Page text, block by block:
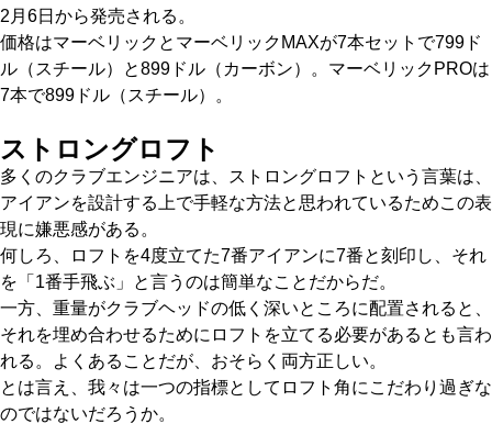
2月6日から発売される。
価格はマーベリックとマーベリックMAXが7本セットで799ド
ル（スチール）と899ドル（カーボン）。マーベリックPROは
7本で899ドル（スチール）。
ストロングロフト
多くのクラブエンジニアは、ストロングロフトという言葉は、
アイアンを設計する上で手軽な方法と思われているためこの表
現に嫌悪感がある。
何しろ、ロフトを4度立てた7番アイアンに7番と刻印し、それ
を「1番手飛ぶ」と言うのは簡単なことだからだ。
一方、重量がクラブヘッドの低く深いところに配置されると、
それを埋め合わせるためにロフトを立てる必要があるとも言わ
れる。よくあることだが、おそらく両方正しい。
とは言え、我々は一つの指標としてロフト角にこだわり過ぎな
のではないだろうか。